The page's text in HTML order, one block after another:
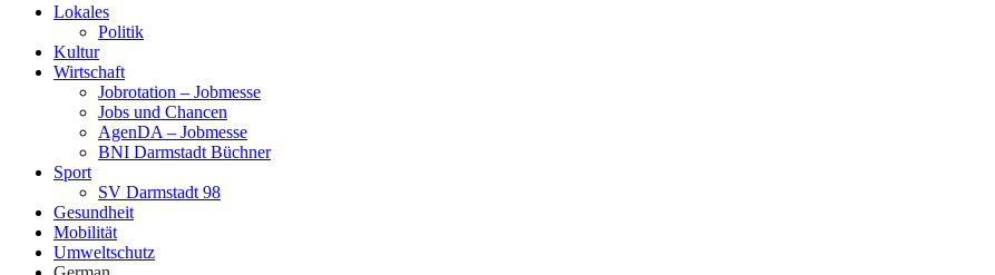
Lokales
Politik
Kultur
Wirtschaft
Jobrotation – Jobmesse
Jobs und Chancen
AgenDA – Jobmesse
BNI Darmstadt Büchner
Sport
SV Darmstadt 98
Gesundheit
Mobilität
Umweltschutz